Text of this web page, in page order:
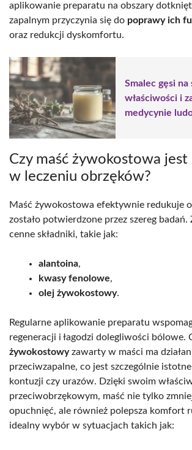
aplikowanie preparatu na obszary
zapalnym przyczynia się do poprawy ich
oraz redukcji dyskomfortu.
Smalec gęsi na
właściwości i
medycynie
Czy maść żywokostowa jest
w leczeniu obrzęków?
Maść żywokostowa efektywnie redukuje
zostało potwierdzone przez szereg badań.
cenne składniki, takie jak:
alantoina,
kwasy fenolowe,
olej żywokostowy.
Regularne aplikowanie preparatu
regeneracji i łagodzi dolegliwości bólowe.
żywokostowyzawarty w maści ma
przeciwzapalne, co jest szczególnie
kontuzji czy urazów. Dzięki swoim
przeciwobrzękowym, maść nie tylko
opuchnięć, ale również polepsza komfort
idealny wybór w sytuacjach takich jak: